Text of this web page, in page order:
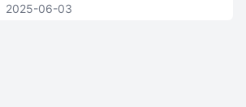
2025-06-03